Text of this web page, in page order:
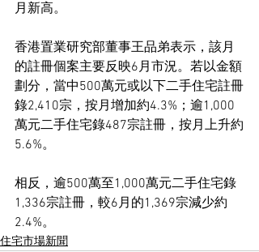
月新高。
香港置業研究部董事王品弟表示，該月
的註冊個案主要反映6月市況。若以金額
劃分，當中500萬元或以下二手住宅註冊
錄2,410宗，按月增加約4.3%；逾1,000
萬元二手住宅錄487宗註冊，按月上升約
5.6%。
相反，逾500萬至1,000萬元二手住宅錄
1,336宗註冊，較6月的1,369宗減少約
2.4%。
住宅市場新聞